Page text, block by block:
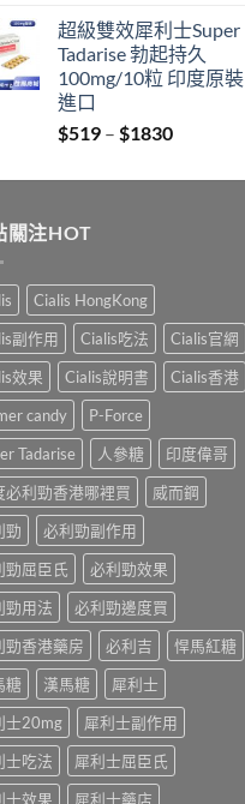
$829
through
$2129
超級雙效犀利士Super
Tadarise 勃起持久
100mg/10粒 印度原裝
進口
$519 – $1830Price
$519
關注HOT
Cialis HongKong
副作用
Cialis吃法
Cialis官網
效果
Cialis說明書
Cialis香港
candy
P-Force
Tadarise
人參糖
印度偉哥
必利勁香港哪裡買
威而鋼
勁
必利勁副作用
勁屈臣氏
必利勁效果
勁用法
必利勁邊度買
勁香港藥房
必利吉
悍馬紅糖
糖
漢馬糖
犀利士
士20mg
犀利士副作用
士吃法
犀利士屈臣氏
士效果
犀利士藥店